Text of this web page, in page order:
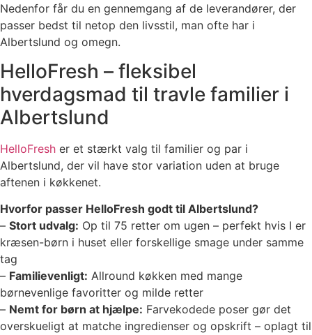
Nedenfor får du en gennemgang af de leverandører, der
passer bedst til netop den livsstil, man ofte har i
Albertslund og omegn.
HelloFresh – fleksibel
hverdagsmad til travle familier i
Albertslund
HelloFresh er et stærkt valg til familier og par i
Albertslund, der vil have stor variation uden at bruge
aftenen i køkkenet.
Hvorfor passer HelloFresh godt til Albertslund?
– Stort udvalg: Op til 75 retter om ugen – perfekt hvis I er
kræsen-børn i huset eller forskellige smage under samme
tag
– Familievenligt: Allround køkken med mange
børnevenlige favoritter og milde retter
– Nemt for børn at hjælpe: Farvekodede poser gør det
overskueligt at matche ingredienser og opskrift – oplagt til